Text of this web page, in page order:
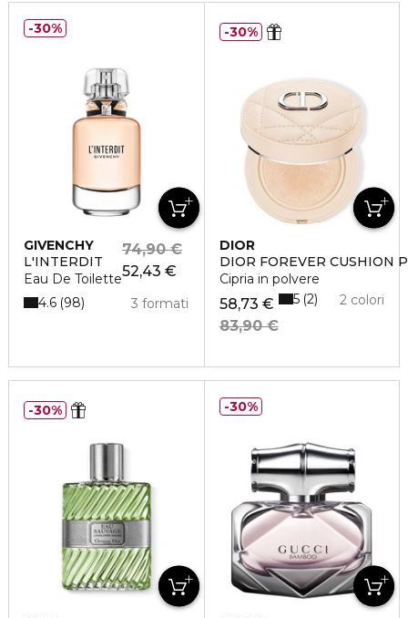
GIVENCHY
L'INTERDIT
Eau De Toilette52,43 €
74,90 €
3 formati
4.6 98
30%
DIOR
DIOR FOREVER CUSHION
Cipria in polvere
58,73 €
83,90 €
2 colori
5 2
30%
30% 30%